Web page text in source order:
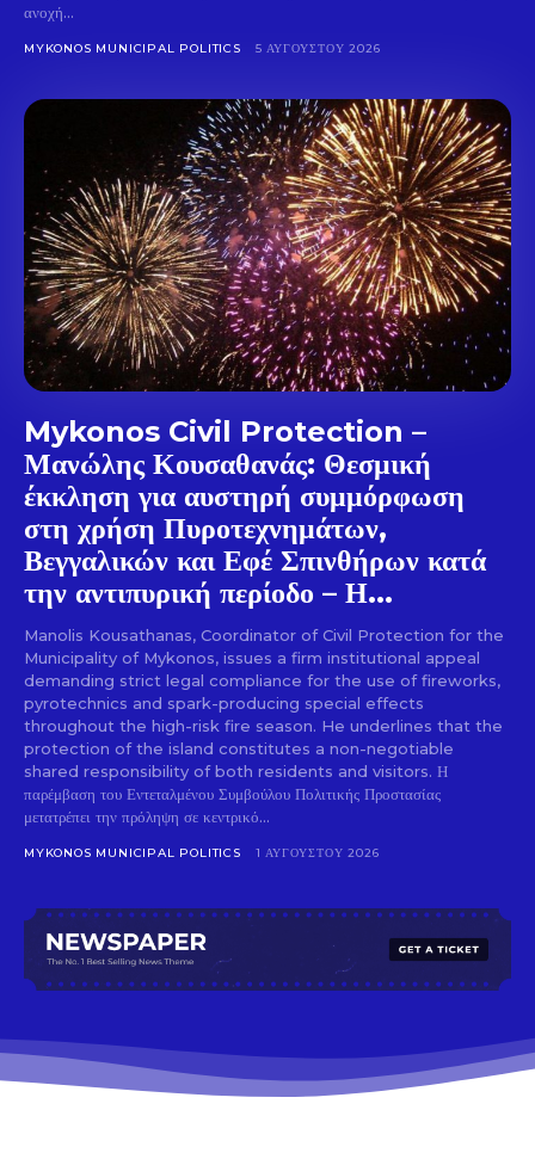
Don't miss
out!
Sing up for our newsletter
to stay in the loop.
SUBSCRIBE
ανοχή...
MYKONOS MUNICIPAL POLITICS 5 ΑΥΓΟΎΣΤΟΥ 2026
Mykonos Civil Protection –
Μανώλης Κουσαθανάς: Θεσμική
έκκληση για αυστηρή συμμόρφωση
στη χρήση Πυροτεχνημάτων,
Βεγγαλικών και Εφέ Σπινθήρων κατά
την αντιπυρική περίοδο – Η...
Manolis Kousathanas, Coordinator of Civil Protection for the
Municipality of Mykonos, issues a firm institutional appeal
demanding strict legal compliance for the use of fireworks,
pyrotechnics and spark-producing special effects
throughout the high-risk fire season. He underlines that the
protection of the island constitutes a non-negotiable
shared responsibility of both residents and visitors. Η
παρέμβαση του Εντεταλμένου Συμβούλου Πολιτικής Προστασίας
μετατρέπει την πρόληψη σε κεντρικό...
MYKONOS MUNICIPAL POLITICS 1 ΑΥΓΟΎΣΤΟΥ 2026